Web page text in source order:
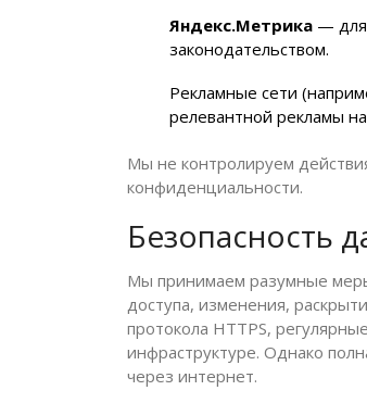
Яндекс.Метрика — для
законодательством.
Рекламные сети
релевантной рекламы
Мы не контролируем
конфиденциальности.
Безопасность
Мы принимаем разумные
доступа, изменения,
протокола HTTPS,
инфраструктуре. Однако
через интернет.